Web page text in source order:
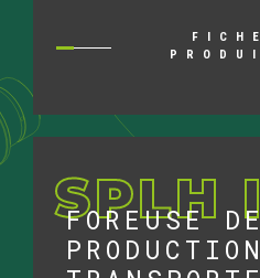
FICHE
SPLH
FOREUSE DE